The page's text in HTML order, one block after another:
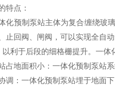
特点：
化预制泵站主体为复合缠绕玻
止回阀、闸阀，可以实现全自
利于后段的细格栅提升。一体
地面积小：一体化预制泵站系
：一体化预制泵站埋于地面